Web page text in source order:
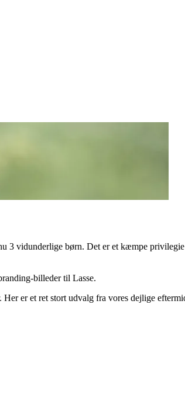
3 vidunderlige børn. Det er et kæmpe
billeder til Lasse.
er et ret stort udvalg fra vores dejlige